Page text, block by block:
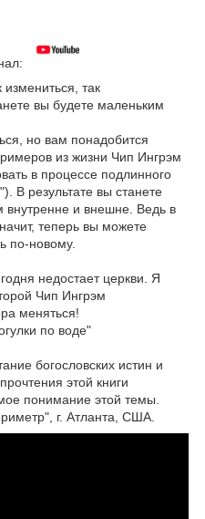
так
вы будете маленьким
но вам понадобится
из жизни Чип Ингрэм
в процессе подлинного
В результате вы станете
и внешне. Ведь в
теперь вы можете
по-новому.
недостает церкви. Я
Чип Ингрэм
меняться!
по воде"
богословских истин и
этой книги
понимание этой темы.
г. Атланта, США.